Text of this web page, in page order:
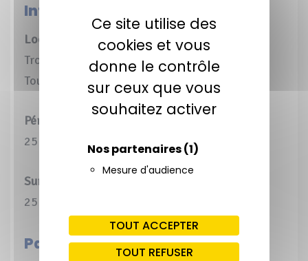
Ce site utilise des
cookies et vous
donne le contrôle
sur ceux que vous
souhaitez activer
Nos partenaires(1)
Mesure d'audience
TOUT ACCEPTER
TOUT REFUSER
Informations pratiques
Localisation
Trois-Fonds (23), La Celle-sous-Gouzon (23),
Toulx-Sainte-Croix (23)
Périmètre d’Intervention Global (PIG)
25 ha 69 a 78 ca
Surface maîtrisée
25 ha 69 a 78 ca
Partenaires techniques